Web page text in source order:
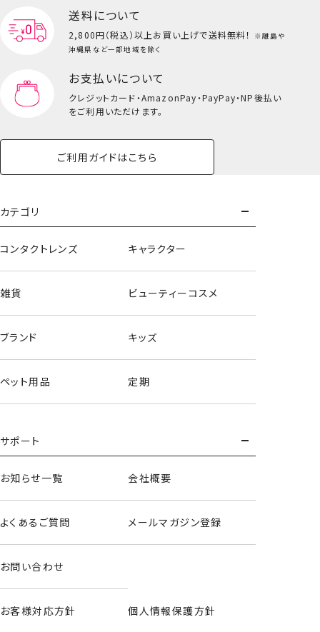
送料について
2,800円（税込）以上お買い上げで送料無料！
※離島や
沖縄県など一部地域を除く
お支払いについて
クレジットカード・AmazonPay・PayPay・NP後払い
をご利用いただけます。
ご利用ガイドはこちら
カテゴリ
コンタクトレンズ キャラクター
雑貨 ビューティーコスメ
ブランド キッズ
ペット用品 定期
サポート
お知らせ一覧 会社概要
よくあるご質問 メールマガジン登録
お問い合わせ
お客様対応方針 個人情報保護方針